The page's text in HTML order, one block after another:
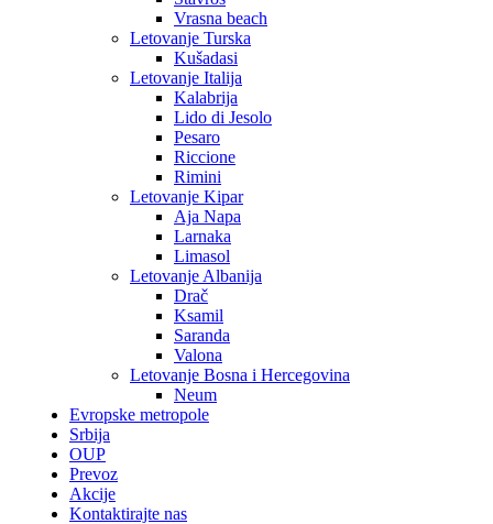
Vrasna beach
Letovanje Turska
Kušadasi
Letovanje Italija
Kalabrija
Lido di Jesolo
Pesaro
Riccione
Rimini
Letovanje Kipar
Aja Napa
Larnaka
Limasol
Letovanje Albanija
Drač
Ksamil
Saranda
Valona
Letovanje Bosna i Hercegovina
Neum
Evropske metropole
Srbija
OUP
Prevoz
Akcije
Kontaktirajte nas